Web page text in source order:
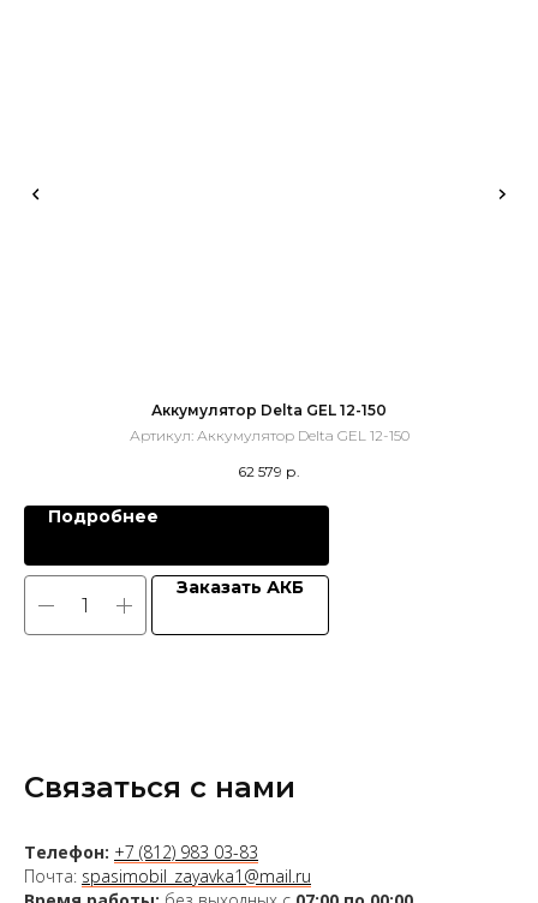
Аккумулятор Delta GEL 12-150
Артикул: Аккумулятор Delta GEL 12-150
62 579 р.
Подробнее
Заказать АКБ
Связаться с нами
Телефон: +7 (812) 983 03-83
Почта: spasimobil_zayavka1@mail.ru